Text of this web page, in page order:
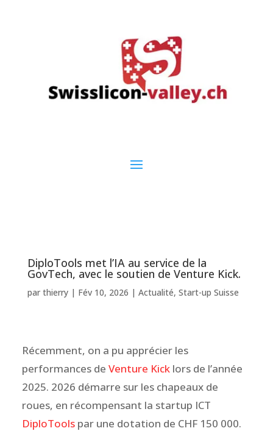
DiploTools met l’IA au service de la
GovTech, avec le soutien de Venture Kick.
par thierry| Fév 10, 2026 | Actualité, Start-up Suisse
Récemment, on a pu apprécier les
performances de Venture Kicklors de l’année
2025. 2026 démarre sur les chapeaux de
roues, en récompensant la startup ICT
DiploToolspar une dotation de CHF 150 000.